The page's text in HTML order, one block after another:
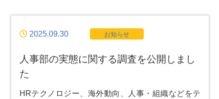
個人情報保護方針
2025.09.30 お知らせ
人事部の実態に関する調査を公開しまし
た
HRテクノロジー、海外動向、人事・組織などをテ